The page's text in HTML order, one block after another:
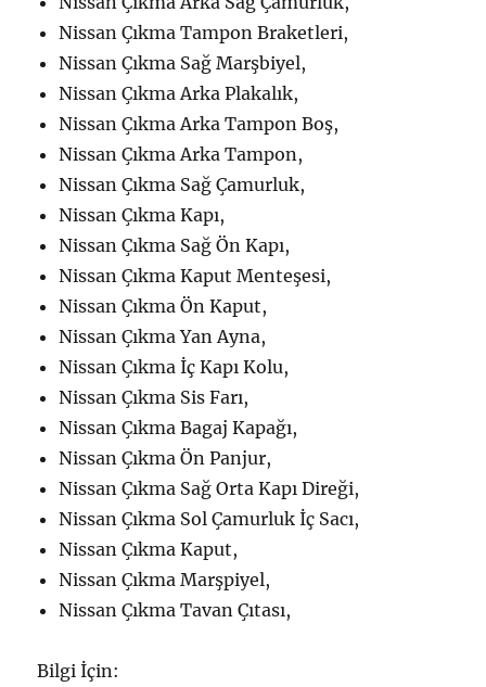
Nissan Çıkma Tampon Braketleri,
Nissan Çıkma Sağ Marşbiyel,
Nissan Çıkma Arka Plakalık,
Nissan Çıkma Arka Tampon Boş,
Nissan Çıkma Arka Tampon,
Nissan Çıkma Sağ Çamurluk,
Nissan Çıkma Kapı,
Nissan Çıkma Sağ Ön Kapı,
Nissan Çıkma Kaput Menteşesi,
Nissan Çıkma Ön Kaput,
Nissan Çıkma Yan Ayna,
Nissan Çıkma İç Kapı Kolu,
Nissan Çıkma Sis Farı,
Nissan Çıkma Bagaj Kapağı,
Nissan Çıkma Ön Panjur,
Nissan Çıkma Sağ Orta Kapı Direği,
Nissan Çıkma Sol Çamurluk İç Sacı,
Nissan Çıkma Kaput,
Nissan Çıkma Marşpiyel,
Nissan Çıkma Tavan Çıtası,
Bilgi İçin: